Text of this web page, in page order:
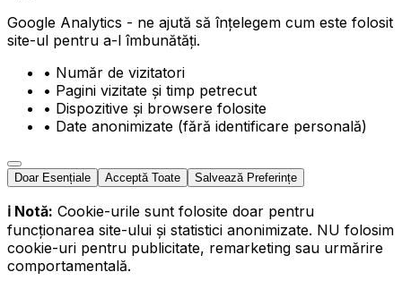
Google Analytics - ne ajută să înțelegem cum este folosit
site-ul pentru a-l îmbunătăți.
• Număr de vizitatori
• Pagini vizitate și timp petrecut
• Dispozitive și browsere folosite
• Date anonimizate (fără identificare personală)
Doar Esențiale Acceptă Toate Salvează Preferințe
ℹ️ Notă: Cookie-urile sunt folosite doar pentru
funcționarea site-ului și statistici anonimizate. NU folosim
cookie-uri pentru publicitate, remarketing sau urmărire
comportamentală.